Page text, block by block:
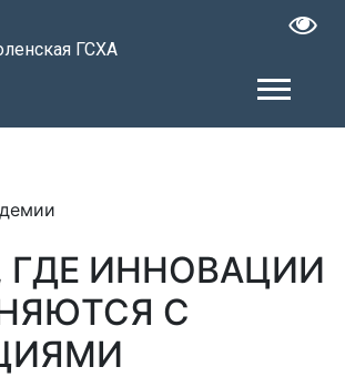
ГСХА
ГДЕ ИННОВАЦИИ
С